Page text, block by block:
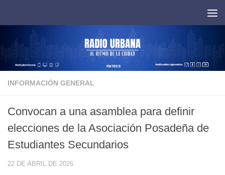
INFORMACIÓN GENERAL
Convocan a una asamblea para definir
elecciones de la Asociación Posadeña de
Estudiantes Secundarios
22 DE ABRIL DE 2026